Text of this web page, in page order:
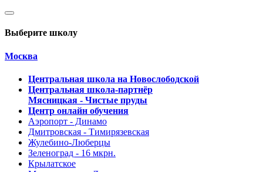
Выберите школу
Москва
Центральная школа на Новослободской
Центральная школа-партнёр
Мясницкая - Чистые пруды
Центр онлайн обучения
Аэропорт - Динамо
Дмитровская - Тимирязевская
Жулебино-Люберцы
Зеленоград - 16 мкрн.
Крылатское